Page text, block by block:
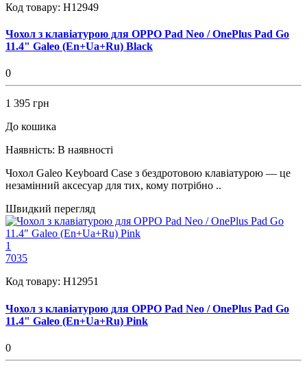
Код товару: H12949
Чохол з клавіатурою для OPPO Pad Neo / OnePlus Pad Go
11.4" Galeo (En+Ua+Ru) Black
0
1 395 грн
До кошика
Наявність: В наявності
Чохол Galeo Keyboard Case з бездротовою клавіатурою — це
незамінний аксесуар для тих, кому потрібно ..
Швидкий перегляд
1
7035
Код товару: H12951
Чохол з клавіатурою для OPPO Pad Neo / OnePlus Pad Go
11.4" Galeo (En+Ua+Ru) Pink
0